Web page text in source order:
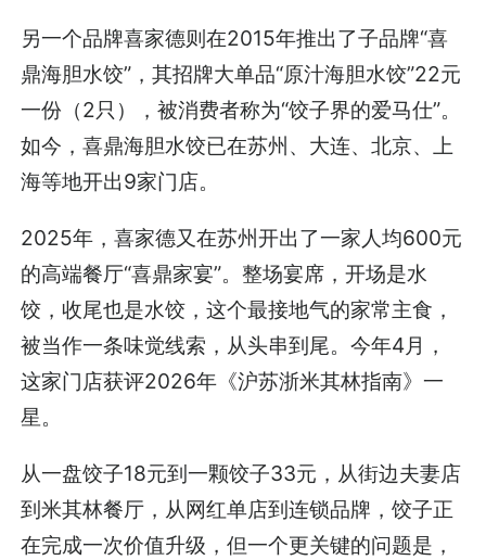
另一个品牌喜家德则在2015年推出了子品牌“喜
鼎海胆水饺”，其招牌大单品“原汁海胆水饺”22元
一份（2只），被消费者称为“饺子界的爱马仕”。
如今，喜鼎海胆水饺已在苏州、大连、北京、上
海等地开出9家门店。
2025年，喜家德又在苏州开出了一家人均600元
的高端餐厅“喜鼎家宴”。整场宴席，开场是水
饺，收尾也是水饺，这个最接地气的家常主食，
被当作一条味觉线索，从头串到尾。今年4月，
这家门店获评2026年《沪苏浙米其林指南》一
星。
从一盘饺子18元到一颗饺子33元，从街边夫妻店
到米其林餐厅，从网红单店到连锁品牌，饺子正
在完成一次价值升级，但一个更关键的问题是，